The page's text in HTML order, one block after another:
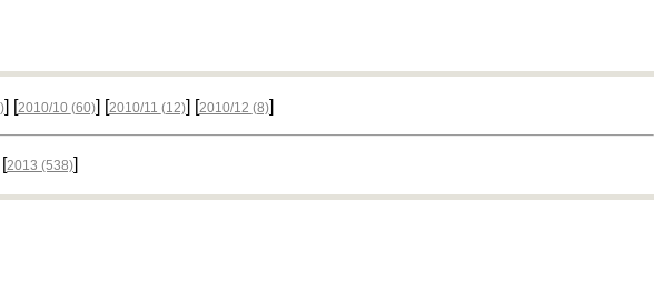
] [2010/10 (60)] [2010/11 (12)] [2010/12 (8)]
2013 (538)]